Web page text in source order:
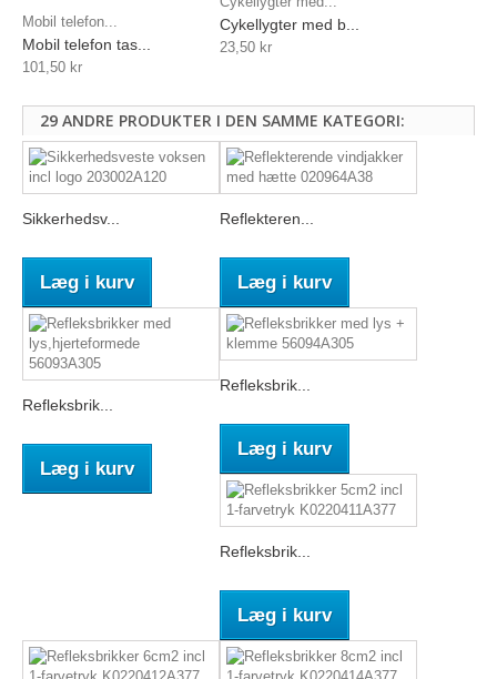
Mobil telefon...
Mobil telefon tas...
101,50 kr
Cykellygter med b...
23,50 kr
29 ANDRE PRODUKTER I DEN SAMME KATEGORI:
Sikkerhedsv...
Læg i kurv
Reflekteren...
Læg i kurv
Refleksbrik...
Læg i kurv
Refleksbrik...
Læg i kurv
Refleksbrik...
Læg i kurv